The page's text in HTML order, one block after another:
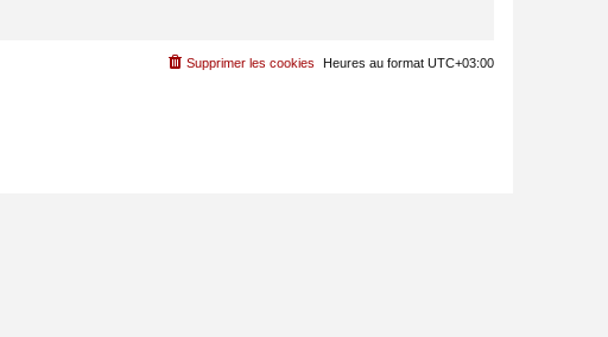
Heures au format UTC+03:00
Supprimer les cookies